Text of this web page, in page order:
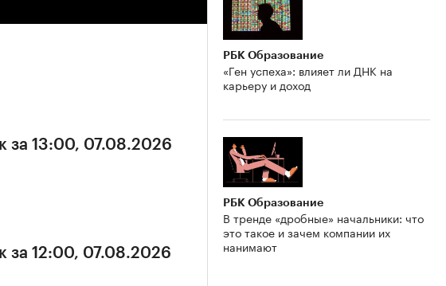
за 13:00, 07.08.2026
за 12:00, 07.08.2026
РБК Образование
«Ген успеха»: влияет ли ДНК на
карьеру и доход
РБК Образование
В тренде «дробные» начальники: что
это такое и зачем компании их
нанимают